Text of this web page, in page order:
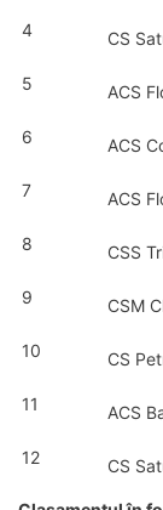
4 CS
5 ACS
6 ACS
7 ACS
8 CSS
9 CSM
10 CS
11 ACS
12 CS